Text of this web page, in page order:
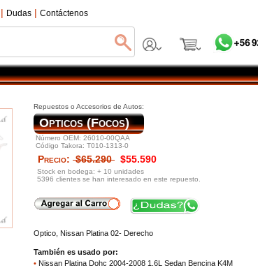
| Dudas | Contáctenos
Repuestos o Accesorios de Autos:
Opticos (Focos)
Número OEM: 26010-00QAA
Código Takora: T010-1313-0
Precio: $65.290 $55.590
Stock en bodega: + 10 unidades
5396 clientes se han interesado en este repuesto.
Optico, Nissan Platina 02- Derecho
También es usado por:
• Nissan Platina Dohc 2004-2008 1.6L Sedan Bencina K4M